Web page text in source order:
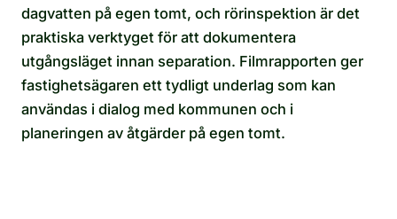
dagvatten på egen tomt, och rörinspektion är det
praktiska verktyget för att dokumentera
utgångsläget innan separation. Filmrapporten ger
fastighetsägaren ett tydligt underlag som kan
användas i dialog med kommunen och i
planeringen av åtgärder på egen tomt.